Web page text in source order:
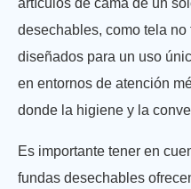
artículos de cama de un
desechables, como tela
diseñados para un uso
en entornos de atención
donde la higiene y la
Es importante tener en
fundas desechables